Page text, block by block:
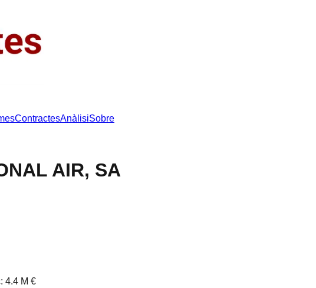
ContractesAnàlisiSobre
AIR, SA
4.4 M €